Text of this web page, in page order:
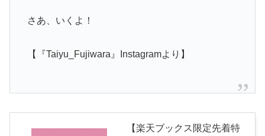
さあ、いくよ！
【『Taiyu_Fujiwara』Instagramより】
【楽天ブックス限定先着特